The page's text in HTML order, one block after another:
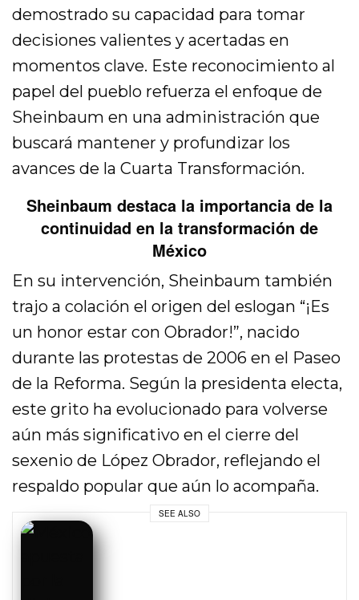
demostrado su capacidad para tomar
decisiones valientes y acertadas en
momentos clave. Este reconocimiento al
papel del pueblo refuerza el enfoque de
Sheinbaum en una administración que
buscará mantener y profundizar los
avances de la Cuarta Transformación.
Sheinbaum destaca la importancia de la
continuidad en la transformación de
México
En su intervención, Sheinbaum también
trajo a colación el origen del eslogan “¡Es
un honor estar con Obrador!”, nacido
durante las protestas de 2006 en el Paseo
de la Reforma. Según la presidenta electa,
este grito ha evolucionado para volverse
aún más significativo en el cierre del
sexenio de López Obrador, reflejando el
respaldo popular que aún lo acompaña.
SEE ALSO